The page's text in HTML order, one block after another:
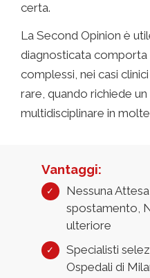
certa.
La Second Opinion è
diagnosticata comporta
complessi, nei casi
rare, quando richiede
multidisciplinare in
Vantaggi:
Nessuna
spostamento,
ulteriore
Specialisti
Ospedali di